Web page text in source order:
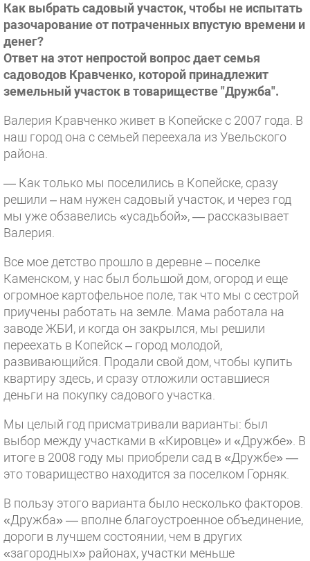
Как выбрать садовый участок, чтобы не испытать
разочарование от потраченных впустую времени и
денег?
Ответ на этот непростой вопрос дает семья
садоводов Кравченко, которой принадлежит
земельный участок в товариществе "Дружба".
Валерия Кравченко живет в Копейске с 2007 года. В
наш город она с семьей переехала из Увельского
района.
— Как только мы поселились в Копейске, сразу
решили – нам нужен садовый участок, и через год
мы уже обзавелись «усадьбой», — рассказывает
Валерия.
Все мое детство прошло в деревне – поселке
Каменском, у нас был большой дом, огород и еще
огромное картофельное поле, так что мы с сестрой
приучены работать на земле. Мама работала на
заводе ЖБИ, и когда он закрылся, мы решили
переехать в Копейск – город молодой,
развивающийся. Продали свой дом, чтобы купить
квартиру здесь, и сразу отложили оставшиеся
деньги на покупку садового участка.
Мы целый год присматривали варианты: был
выбор между участками в «Кировце» и «Дружбе». В
итоге в 2008 году мы приобрели сад в «Дружбе» —
это товарищество находится за поселком Горняк.
В пользу этого варианта было несколько факторов.
«Дружба» — вполне благоустроенное объединение,
дороги в лучшем состоянии, чем в других
«загородных» районах, участки меньше